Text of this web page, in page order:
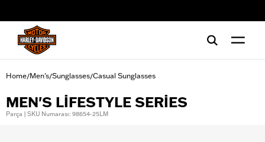
Home/Men's/Sunglasses/Casual Sunglasses
MEN'S LIFESTYLE SERIES
Parça | SKU Numarası: 98654-25LM